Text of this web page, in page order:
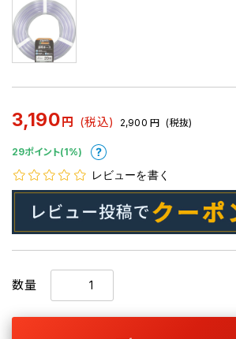
3,190 円 (税込) 2,900 円 (税抜)
29ポイント(1%)
レビューを書く
数量